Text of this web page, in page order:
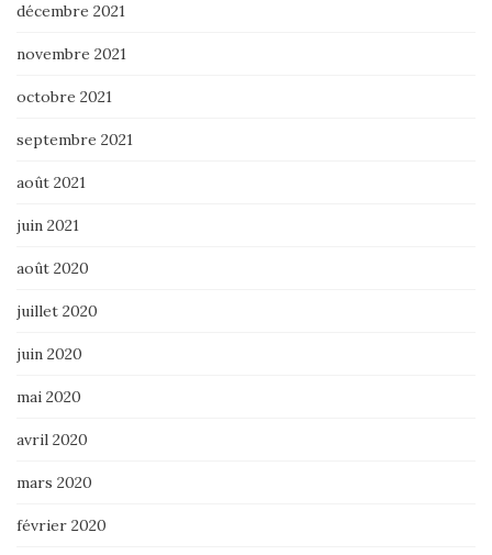
décembre 2021
novembre 2021
octobre 2021
septembre 2021
août 2021
juin 2021
août 2020
juillet 2020
juin 2020
mai 2020
avril 2020
mars 2020
février 2020